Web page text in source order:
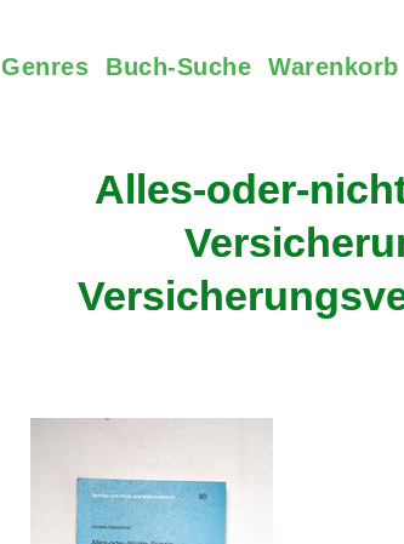
Genres Buch-Suche Warenkorb
Alles-oder-